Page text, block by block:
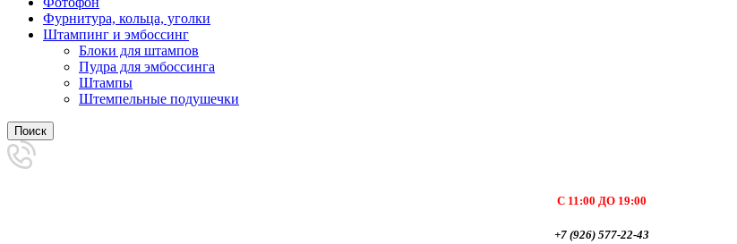
Фурнитура, кольца, уголки
Штампинг и эмбоссинг
Блоки для штампов
Пудра для эмбоссинга
Штампы
Штемпельные подушечки
Поиск
С 11:00 ДО 19:00
+7 (926) 577-22-43